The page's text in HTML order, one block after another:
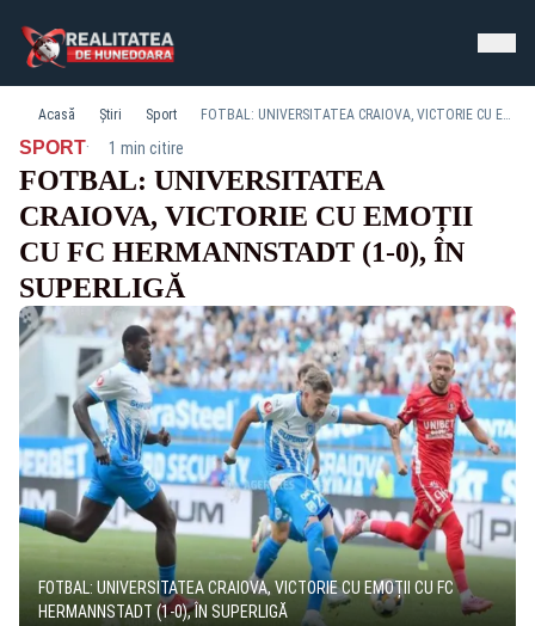
Acasă Știri Sport FOTBAL: UNIVERSITATEA CRAIOVA, VICTORIE CU EMOȚII CU FC HERMANNSTADT (1-0), ÎN SUPERLIGĂ
SPORT· 1 min citire
FOTBAL: UNIVERSITATEA
CRAIOVA, VICTORIE CU EMOȚII
CU FC HERMANNSTADT (1-0), ÎN
SUPERLIGĂ
FOTBAL: UNIVERSITATEA CRAIOVA, VICTORIE CU EMOȚII CU FC
HERMANNSTADT (1-0), ÎN SUPERLIGĂ